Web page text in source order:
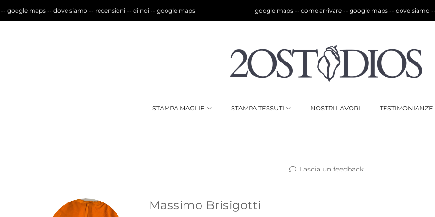
STAMPA MAGLIE STAMPA TESSUTI NOSTRI LAVORI TESTIMONIANZE
Lascia un feedback
Massimo Brisigotti
maps -- dove siamo -- recensioni -- di noi -- google maps google maps -- come arrivare -- google maps -- dove siamo --